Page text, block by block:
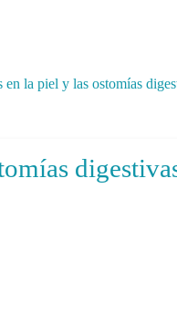
la piel y las ostomías